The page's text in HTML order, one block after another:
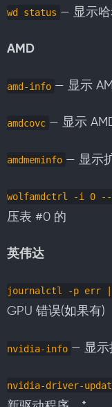
wd status — 显示
AMD
amd-info — 显示
amdcovc — 显示
amdmeminfo — 显示
wolfamdctrl -i 0 --
压表 #0 的
英伟达
journalctl -p err |
GPU 错误(如果有)
nvidia-info — 显示
nvidia-driver-